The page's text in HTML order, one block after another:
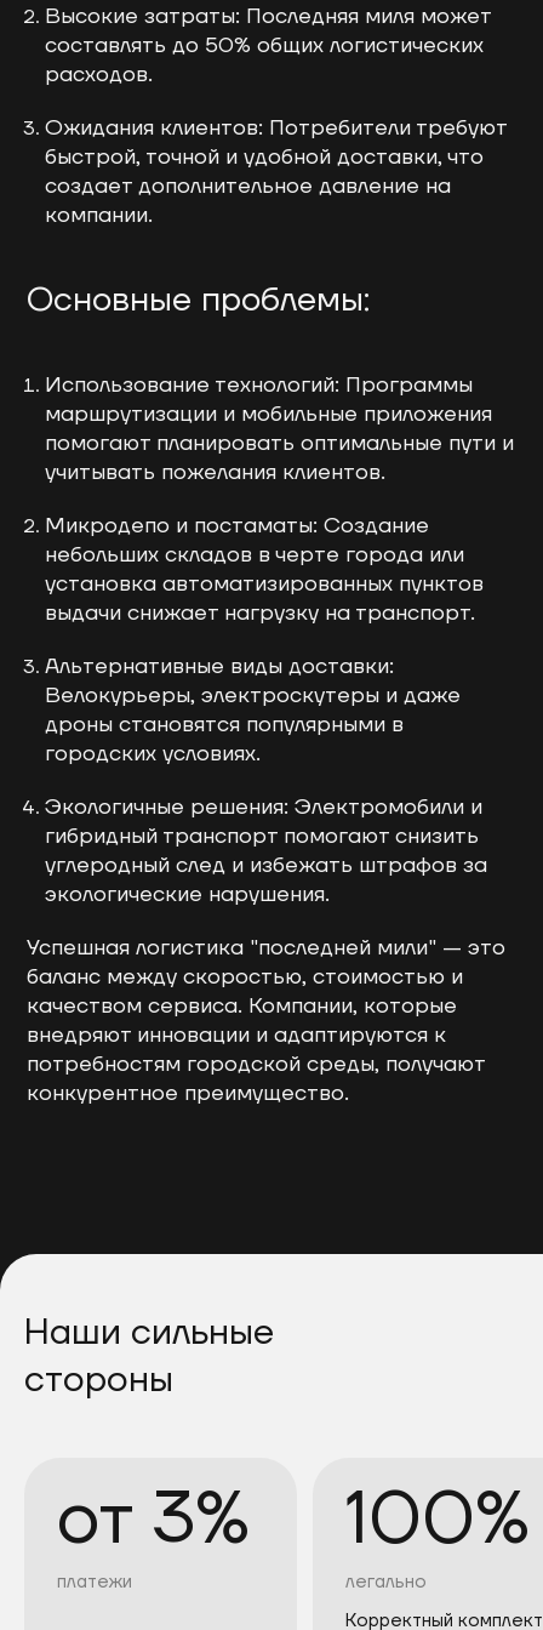
Высокие затраты: Последняя миля может
составлять до 50% общих логистических
расходов.
Ожидания клиентов: Потребители требуют
быстрой, точной и удобной доставки, что
создает дополнительное давление на
компании.
Основные проблемы:
Использование технологий: Программы
маршрутизации и мобильные приложения
помогают планировать оптимальные пути и
учитывать пожелания клиентов.
Микродепо и постаматы: Создание
небольших складов в черте города или
установка автоматизированных пунктов
выдачи снижает нагрузку на транспорт.
Альтернативные виды доставки:
Велокурьеры, электроскутеры и даже
дроны становятся популярными в
городских условиях.
Экологичные решения: Электромобили и
гибридный транспорт помогают снизить
углеродный след и избежать штрафов за
экологические нарушения.
Успешная логистика "последней мили" — это
баланс между скоростью, стоимостью и
качеством сервиса. Компании, которые
внедряют инновации и адаптируются к
потребностям городской среды, получают
конкурентное преимущество.
Наши сильные
стороны
от 3%
платежи
100%
легально
Корректный комплект